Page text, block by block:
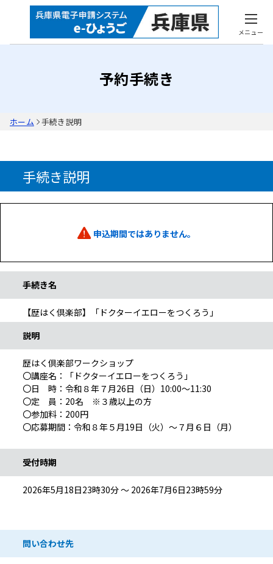
メニュー
予約手続き
ホーム 手続き説明
手続き説明
申込期間ではありません。
手続き名
【歴はく倶楽部】「ドクターイエローをつくろう」
説明
歴はく倶楽部ワークショップ
〇講座名：「ドクターイエローをつくろう」
〇日 時：令和８年７月26日（日）10:00～11:30
〇定 員：20名 ※３歳以上の方
〇参加料：200円
〇応募期間：令和８年５月19日（火）～７月６日（月）
受付時期
2026年5月18日23時30分 ～ 2026年7月6日23時59分
問い合わせ先